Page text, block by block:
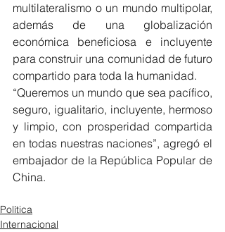
multilateralismo o un mundo multipolar,
además de una globalización
económica beneficiosa e incluyente
para construir una comunidad de futuro
compartido para toda la humanidad.
“Queremos un mundo que sea pacífico,
seguro, igualitario, incluyente, hermoso
y limpio, con prosperidad compartida
en todas nuestras naciones”, agregó el
embajador de la República Popular de
China.
Política
Internacional